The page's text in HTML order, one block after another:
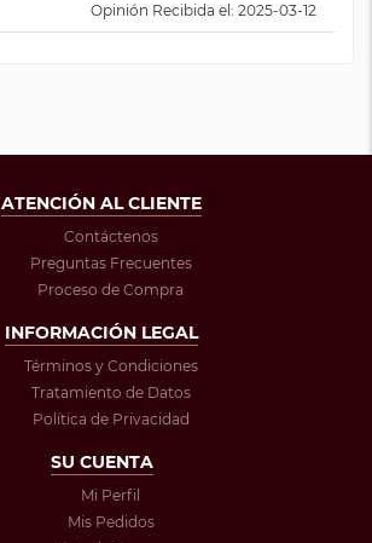
Opinión Recibida el: 2025-03-12
ATENCIÓN AL CLIENTE
Contáctenos
Preguntas Frecuentes
Proceso de Compra
INFORMACIÓN LEGAL
Términos y Condiciones
Tratamiento de Datos
Política de Privacidad
SU CUENTA
Mi Perfil
Mis Pedidos